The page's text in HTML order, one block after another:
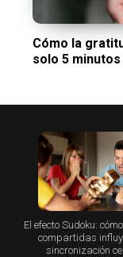
Cómo la
solo 5
El efecto Sudoku:
compartidas
sincronización